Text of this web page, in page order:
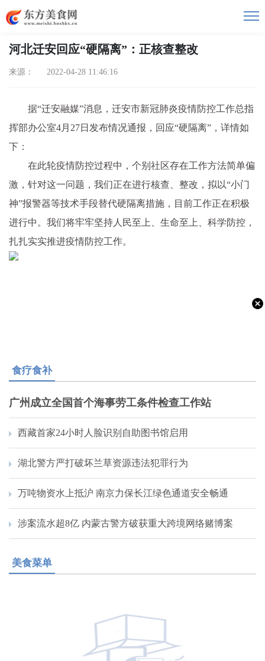
河北迁安回应“硬隔离”：正核查整改
来源： 2022-04-28 11:46:16
据“迁安融媒”消息，迁安市新冠肺炎疫情防控工作总指
挥部办公室4月27日发布情况通报，回应“硬隔离”，详情如
下：
在此轮疫情防控过程中，个别社区存在工作方法简单偏
激，针对这一问题，我们正在进行核查、整改，拟以“小门
神”报警器等技术手段替代硬隔离措施，目前工作正在积极
进行中。我们将牢牢坚持人民至上、生命至上、科学防控，
扎扎实实推进疫情防控工作。
食疗食补
广州成立全国首个海事劳工条件检查工作站
西藏首家24小时人脸识别自助图书馆启用
湖北警方严打破坏兰草资源违法犯罪行为
万吨物资水上抵沪 南京力保长江绿色通道安全畅通
涉案流水超8亿 内蒙古警方破获重大跨境网络赌博案
美食菜单